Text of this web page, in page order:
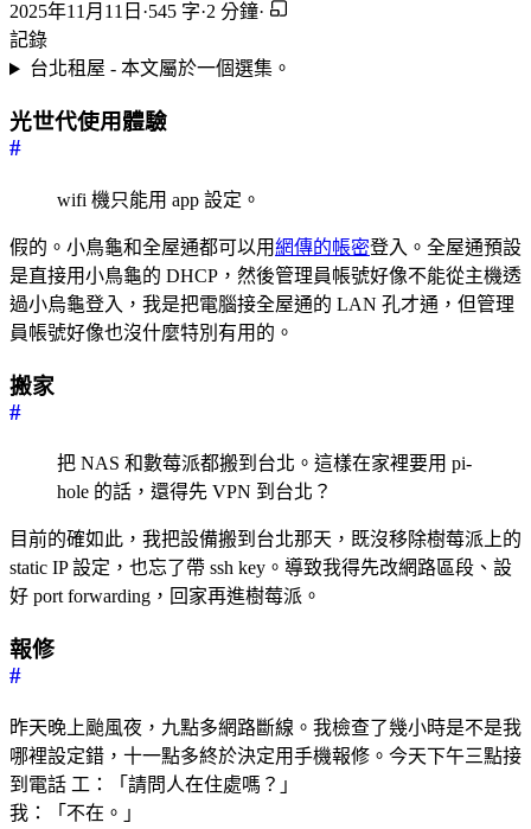
2025年11月11日 ·545 字·2 分鐘·
記錄
台北租屋 - 本文屬於一個選集。
光世代使用體驗
#
wifi 機只能用 app 設定。
假的。小鳥龜和全屋通都可以用網傳的帳密登入。全屋通預設
是直接用小鳥龜的 DHCP，然後管理員帳號好像不能從主機透
過小烏龜登入，我是把電腦接全屋通的 LAN 孔才通，但管理
員帳號好像也沒什麼特別有用的。
搬家
#
把 NAS 和數莓派都搬到台北。這樣在家裡要用 pi-
hole 的話，還得先 VPN 到台北？
目前的確如此，我把設備搬到台北那天，既沒移除樹莓派上的
static IP 設定，也忘了帶 ssh key。導致我得先改網路區段、設
好 port forwarding，回家再進樹莓派。
報修
#
昨天晚上颱風夜，九點多網路斷線。我檢查了幾小時是不是我
哪裡設定錯，十一點多終於決定用手機報修。今天下午三點接
到電話 工：「請問人在住處嗎？」
我：「不在。」